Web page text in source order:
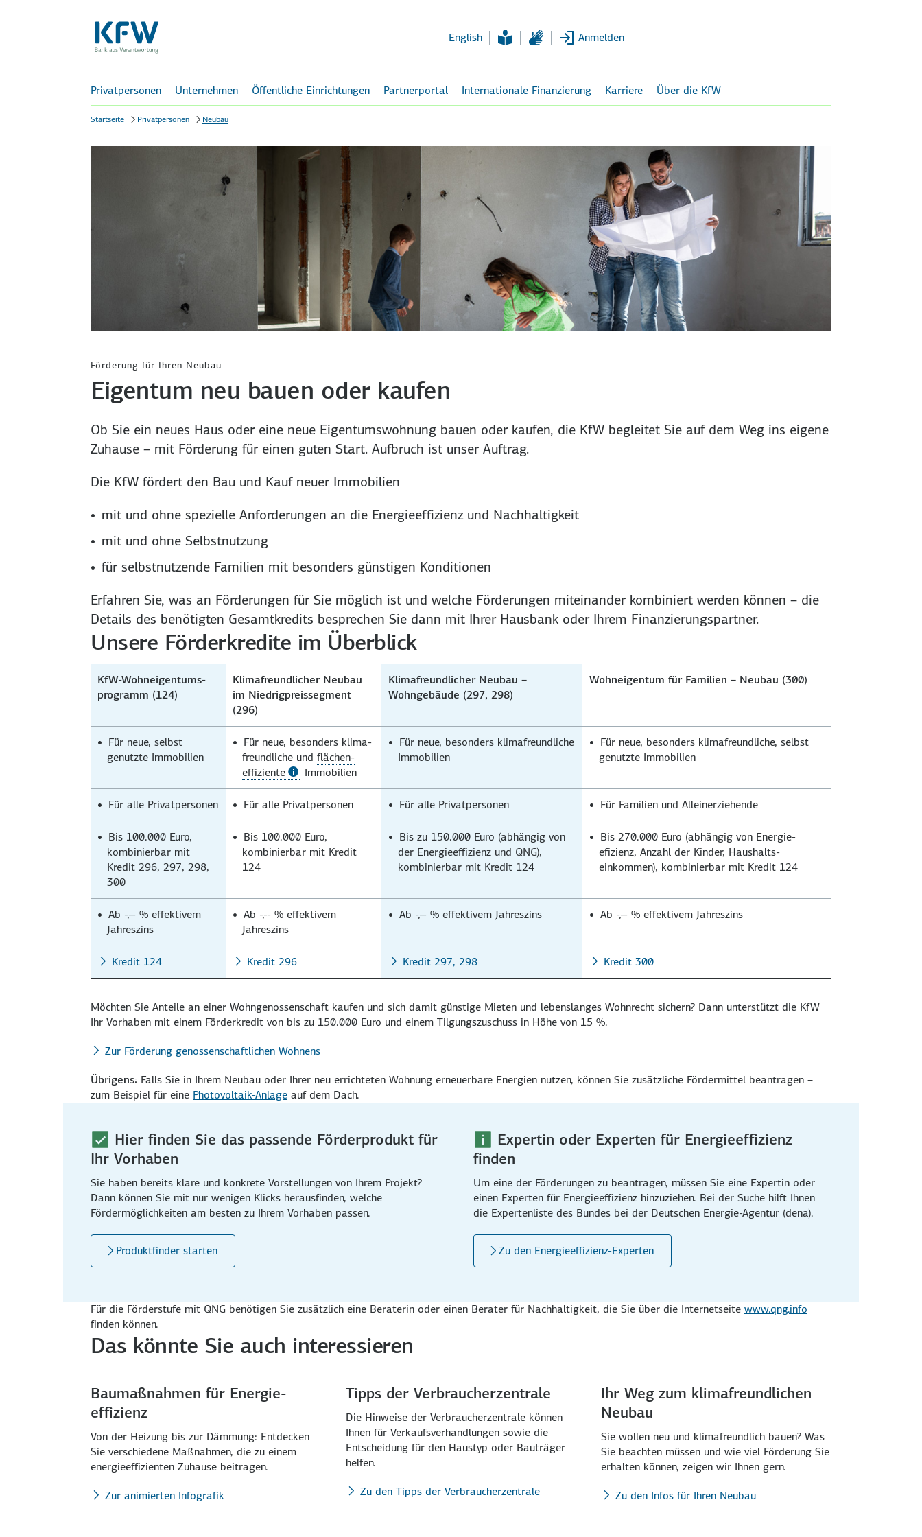
English Anmelden
Privatpersonen Unternehmen Öffentliche Einrichtungen Partnerportal Internationale Finanzierung Karriere Über die KfW
Startseite Privatpersonen Neubau
Förderung für Ihren Neubau
Eigentum neu bauen oder kaufen
Ob Sie ein neues Haus oder eine neue Eigentums­wohnung bauen oder kaufen, die KfW begleitet Sie auf dem Weg ins eigene
Zuhause – mit Förderung für einen guten Start. Aufbruch ist unser Auftrag.
Die KfW fördert den Bau und Kauf neuer Immobilien
mit und ohne spezielle Anforderungen an die Energie­effizienz und Nach­haltigkeit
mit und ohne Selbst­nutzung
für selbst­nutzende Familien mit besonders günstigen Konditionen
Erfahren Sie, was an Förderungen für Sie möglich ist und welche Förderungen miteinander kombiniert werden können – die
Details des benötigten Gesamt­kredits besprechen Sie dann mit Ihrer Hausbank oder Ihrem Finanzierungs­partner.
Unsere Förderkredite im Überblick
KfW-Wohneigentums­
programm (124)
Klimafreundlicher Neubau
im Niedrigpreis­segment
(296)
Klimafreundlicher Neubau –
Wohngebäude (297, 298)
Wohneigentum für Familien – Neu­bau (300)
Für neue, selbst
genutzte Immobilien
Für neue, besonders klima­
freundliche und flächen­
effiziente
Immobilien
Für neue, besonders klima­freundliche
Immobilien
Für neue, besonders klima­freundliche, selbst
genutzte Immobilien
Für alle Privat­personen Für alle Privat­personen Für alle Privat­personen Für Familien und Allein­erziehende
Bis 100.000 Euro,
kombinierbar mit
Kredit 296, 297, 298,
300
Bis 100.000 Euro,
kombinierbar mit Kredit
124
Bis zu 150.000 Euro (abhängig von
der Energie­effizienz und QNG),
kombinierbar mit Kredit 124
Bis 270.000 Euro (abhängig von Energie­
efizienz, Anzahl der Kinder, Haushalts­
einkommen), kombinierbar mit Kredit 124
Ab -,-- % effektivem
Jahreszins
Ab -,-- % effektivem
Jahreszins
Ab -,-- % effektivem Jahreszins Ab -,-- % effektivem Jahreszins
Kredit 124 Kredit 296 Kredit 297, 298 Kredit 300
Möchten Sie Anteile an einer Wohn­genossen­schaft kaufen und sich damit günstige Mieten und lebens­langes Wohn­recht sichern? Dann unterstützt die KfW
Ihr Vorhaben mit einem Förder­kredit von bis zu 150.000 Euro und einem Tilgungs­zuschuss in Höhe von 15 %.
Zur Förderung genossenschaftlichen Wohnens
Übrigens: Falls Sie in Ihrem Neu­bau oder Ihrer neu er­richteten Wohnung erneuer­bare Energien nutzen, können Sie zu­sätzliche Förder­mittel be­antragen –
zum Bei­spiel für eine Photovoltaik-Anlage auf dem Dach.
Hier finden Sie das passende Förderprodukt für
Ihr Vorhaben
Sie haben bereits klare und konkrete Vorstellungen von Ihrem Projekt?
Dann können Sie mit nur wenigen Klicks herausfinden, welche
Fördermöglichkeiten am besten zu Ihrem Vorhaben passen.
Produktfinder starten
Expertin oder Experten für Energieeffizienz
finden
Um eine der Förderungen zu beantragen, müssen Sie eine Expertin oder
einen Experten für Energie­effizienz hinzuziehen. Bei der Suche hilft Ihnen
die Expertenliste des Bundes bei der Deutschen Energie-Agentur (dena).
Zu den Energieeffizienz-Experten
Für die Förderstufe mit QNG benötigen Sie zusätzlich eine Beraterin oder einen Berater für Nach­haltigkeit, die Sie über die Internet­seite www.qng.info
finden können.
Das könnte Sie auch interessieren
Baumaßnahmen für Energie­
effizienz
Von der Heizung bis zur Dämmung: Entdecken
Sie verschiedene Maßnahmen, die zu einem
energie­effizienten Zuhause beitragen.
Zur animierten Infografik
Tipps der Verbraucher­zentrale
Die Hinweise der Verbraucher­zentrale können
Ihnen für Verkaufs­verhandlungen sowie die
Entscheidung für den Haus­typ oder Bau­träger
helfen.
Zu den Tipps der Verbraucherzentrale
Ihr Weg zum klima­freundlichen
Neubau
Sie wollen neu und klimafreundlich bauen? Was
Sie beachten müssen und wie viel Förderung Sie
erhalten können, zeigen wir Ihnen gern.
Zu den Infos für Ihren Neubau